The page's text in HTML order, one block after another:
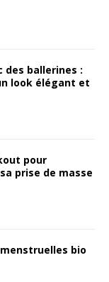
des ballerines :
look élégant et
pour
prise de masse
bio